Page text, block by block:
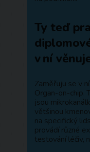
Ty teď
v ní
Zaměřuju se v
Organ-on-chip.
jsou
většinou
na specifický
provádí různé
testování léčiv,